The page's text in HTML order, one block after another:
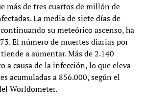
más de tres cuartos de millón de
La media de siete días de
su meteórico ascenso, ha
El número de muertes diarias por
a aumentar. Más de 2.140
a causa de la infección, lo que eleva
acumuladas a 856.000, según el
Worldometer.